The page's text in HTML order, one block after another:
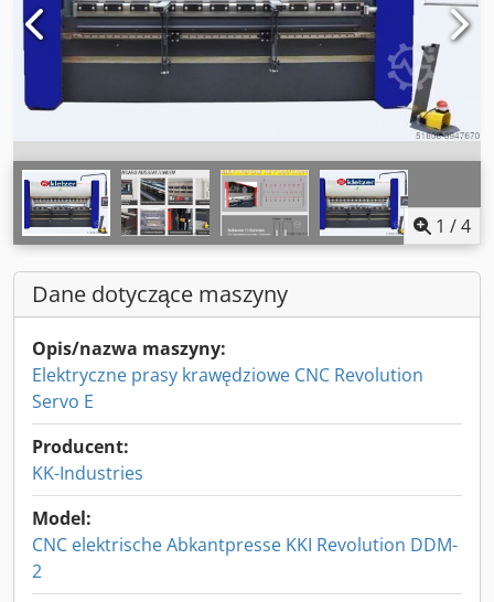
1 /4
Dane dotyczące maszyny
Opis/nazwa maszyny:
Elektryczne prasy krawędziowe CNC Revolution
Servo E
Producent:
KK-Industries
Model:
CNC elektrische Abkantpresse KKI Revolution DDM-
2